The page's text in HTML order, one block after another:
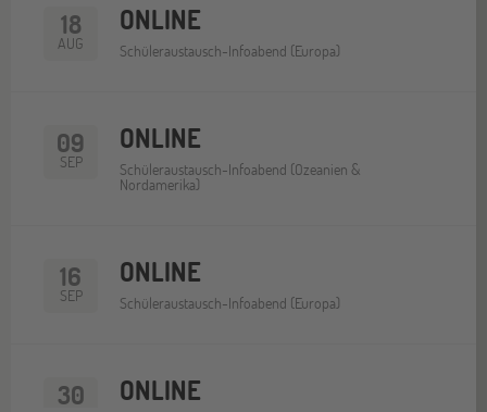
18
AUG
ONLINE
Schüleraustausch-Infoabend (Europa)
09
SEP
ONLINE
Schüleraustausch-Infoabend (Ozeanien &
Nordamerika)
16
SEP
ONLINE
Schüleraustausch-Infoabend (Europa)
30 ONLINE